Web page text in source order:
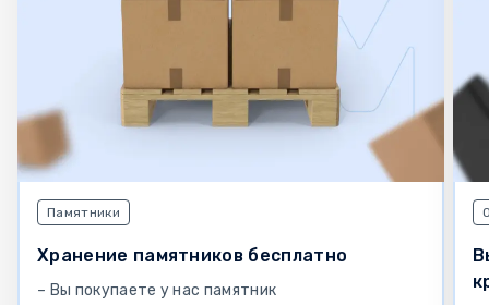
Памятники
Хранение памятников бесплатно
– Вы покупаете у нас памятник